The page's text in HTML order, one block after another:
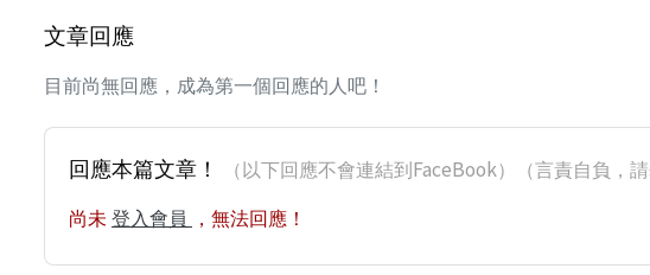
文章回應
目前尚無回應，成為第一個回應的人吧！
回應本篇文章！ （以下回應不會連結到FaceBook）（言責自負，
尚未 登入會員 ，無法回應！